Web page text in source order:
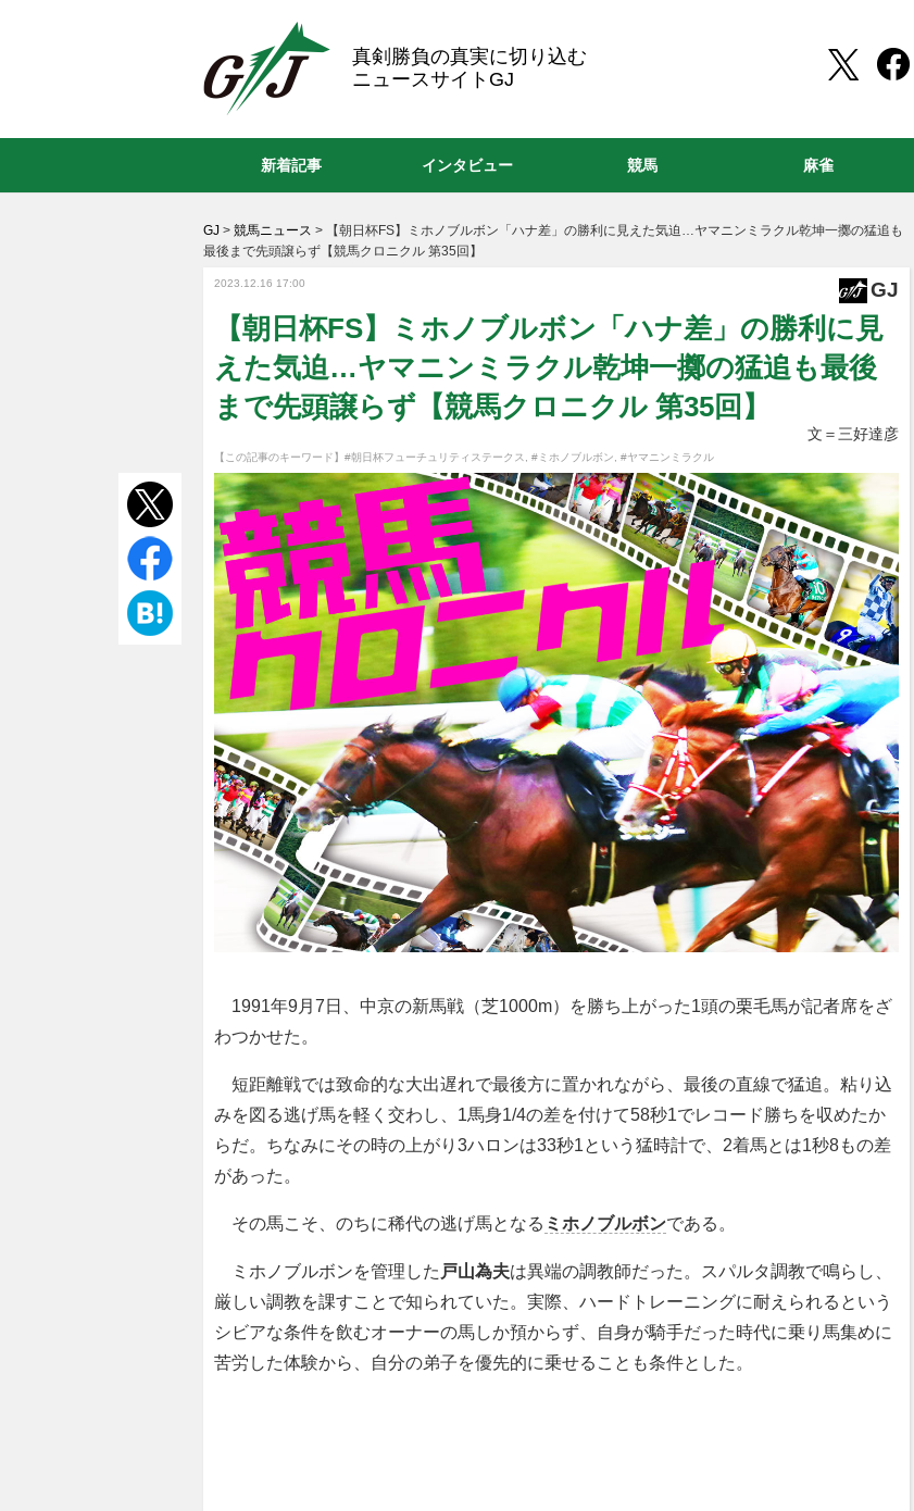
真剣勝負の真実に切り込む
ニュースサイトGJ
GJ > 競馬ニュース >
【朝日杯FS】ミホノブルボン「ハナ差」の勝利に見えた気迫…ヤマニンミラクル乾坤一擲の猛追も
最後まで先頭譲らず【競馬クロニクル 第35回】
2023.12.16 17:00 GJ
【朝日杯FS】ミホノブルボン「ハナ差」の勝利に見
えた気迫…ヤマニンミラクル乾坤一擲の猛追も最後
まで先頭譲らず【競馬クロニクル 第35回】
文＝三好達彦
【この記事のキーワード】 #朝日杯フューチュリティステークス #ミホノブルボン #ヤマニンミラクル
1991年9月7日、中京の新馬戦（芝1000m）を勝ち上がった1頭の栗毛馬が記者席をざ
わつかせた。
短距離戦では致命的な大出遅れで最後方に置かれながら、最後の直線で猛追。粘り込
みを図る逃げ馬を軽く交わし、1馬身1/4の差を付けて58秒1でレコード勝ちを収めたか
らだ。ちなみにその時の上がり3ハロンは33秒1という猛時計で、2着馬とは1秒8もの差
があった。
その馬こそ、のちに稀代の逃げ馬となる ミホノブルボンである。
ミホノブルボンを管理した 戸山為夫は異端の調教師だった。スパルタ調教で鳴らし、
厳しい調教を課すことで知られていた。実際、ハードトレーニングに耐えられるという
シビアな条件を飲むオーナーの馬しか預からず、自身が騎手だった時代に乗り馬集めに
苦労した体験から、自分の弟子を優先的に乗せることも条件とした。
新着記事 インタビュー 競馬 麻雀